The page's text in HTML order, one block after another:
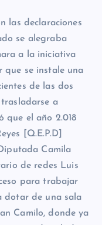
las declaraciones
se alegraba
a la iniciativa
que se instale una
de las dos
a
que el año 2.018
[Q.E.P.D]
Camila
de redes Luis
para trabajar
dotar de una sala
Camilo, donde ya